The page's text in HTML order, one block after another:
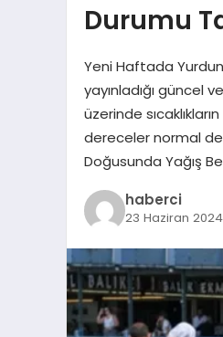
Durumu
Yeni Haftada
yayınladığı güncel
üzerinde
dereceler normal
Doğusunda Yağış
haberci
23 Haziran 2024